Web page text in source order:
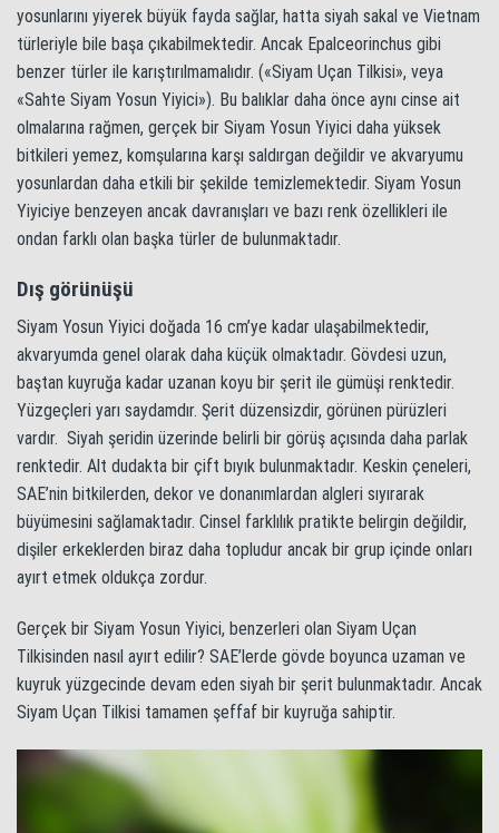
yosunlarını yiyerek büyük fayda sağlar, hatta siyah sakal ve Vietnam
türleriyle bile başa çıkabilmektedir. Ancak Epalceorinchus gibi
benzer türler ile karıştırılmamalıdır. («Siyam Uçan Tilkisi», veya
«Sahte Siyam Yosun Yiyici»). Bu balıklar daha önce aynı cinse ait
olmalarına rağmen, gerçek bir Siyam Yosun Yiyici daha yüksek
bitkileri yemez, komşularına karşı saldırgan değildir ve akvaryumu
yosunlardan daha etkili bir şekilde temizlemektedir. Siyam Yosun
Yiyiciye benzeyen ancak davranışları ve bazı renk özellikleri ile
ondan farklı olan başka türler de bulunmaktadır.
Dış görünüşü
Siyam Yosun Yiyici doğada 16 cm’ye kadar ulaşabilmektedir,
akvaryumda genel olarak daha küçük olmaktadır. Gövdesi uzun,
baştan kuyruğa kadar uzanan koyu bir şerit ile gümüşi renktedir.
Yüzgeçleri yarı saydamdır. Şerit düzensizdir, görünen pürüzleri
vardır. Siyah şeridin üzerinde belirli bir görüş açısında daha parlak
renktedir. Alt dudakta bir çift bıyık bulunmaktadır. Keskin çeneleri,
SAE’nin bitkilerden, dekor ve donanımlardan algleri sıyırarak
büyümesini sağlamaktadır. Cinsel farklılık pratikte belirgin değildir,
dişiler erkeklerden biraz daha topludur ancak bir grup içinde onları
ayırt etmek oldukça zordur.
Gerçek bir Siyam Yosun Yiyici, benzerleri olan Siyam Uçan
Tilkisinden nasıl ayırt edilir? SAE’lerde gövde boyunca uzaman ve
kuyruk yüzgecinde devam eden siyah bir şerit bulunmaktadır. Ancak
Siyam Uçan Tilkisi tamamen şeffaf bir kuyruğa sahiptir.